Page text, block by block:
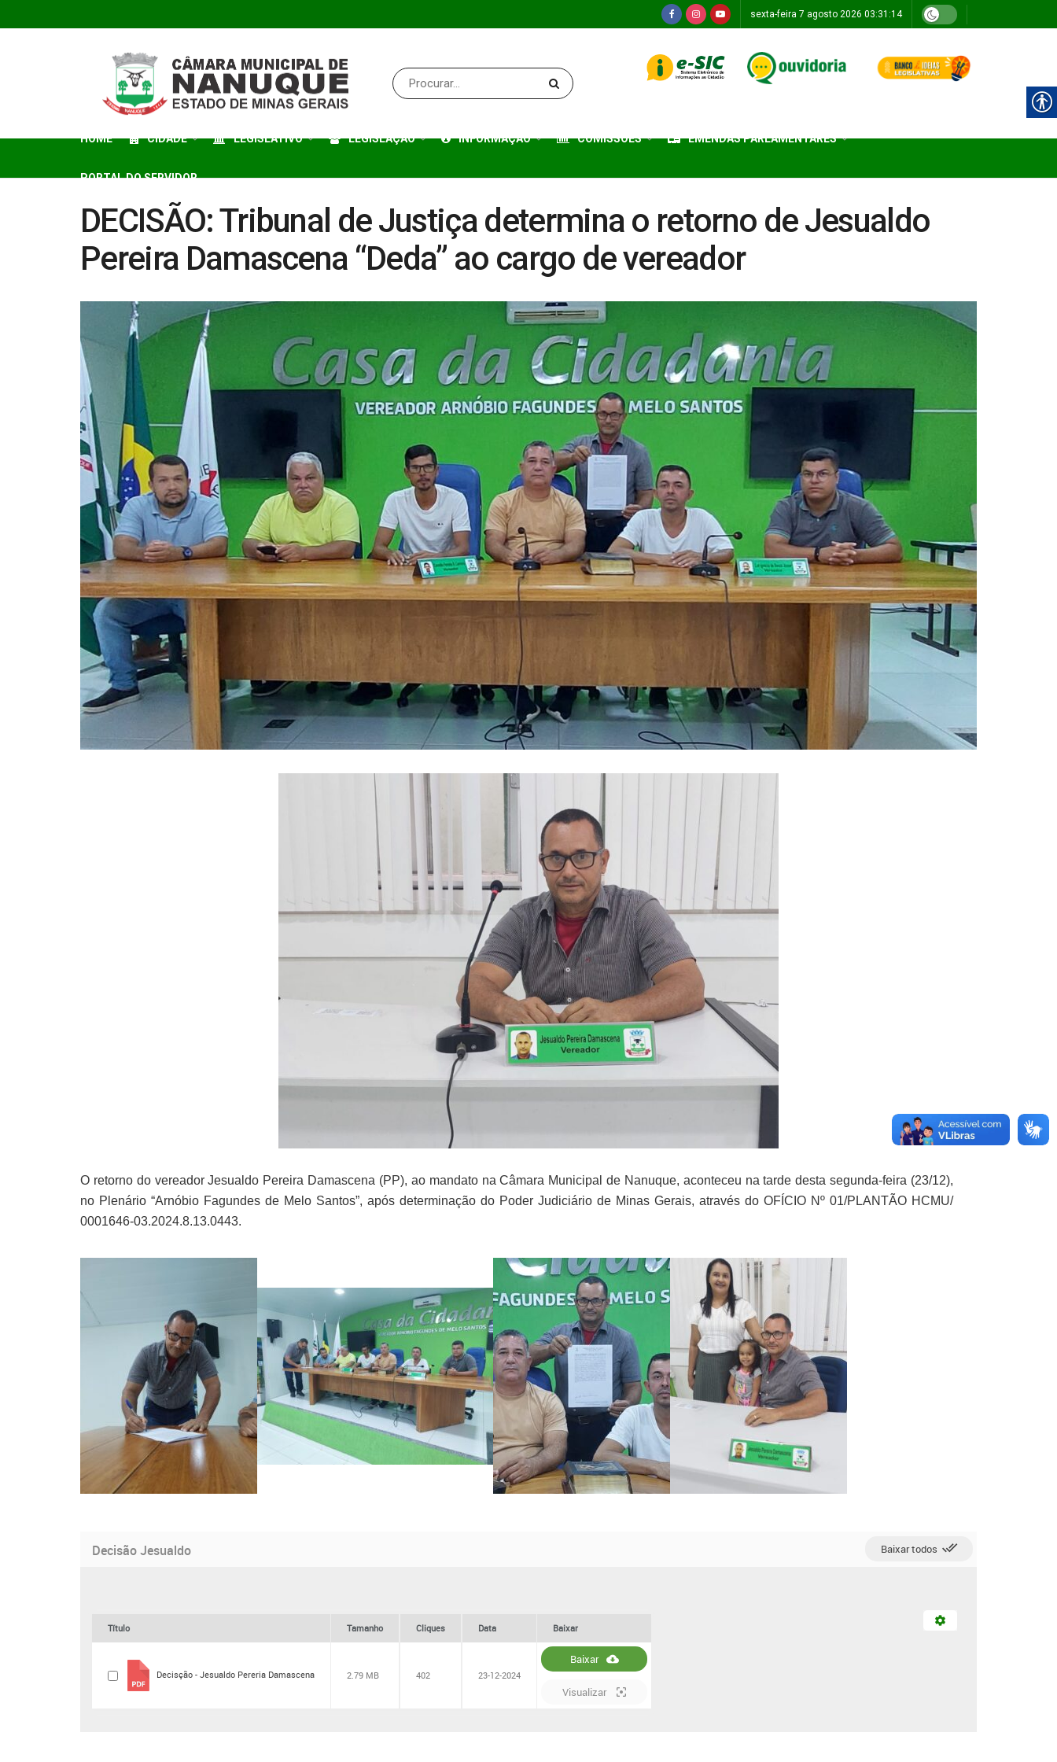
sexta-feira 7 agosto 2026 03:31:14
HOME CIDADE LEGISLATIVO LEGISLAÇÃO INFORMAÇÃO COMISSÕES EMENDAS PARLAMENTARES
PORTAL DO SERVIDOR
DECISÃO: Tribunal de Justiça determina o retorno de Jesualdo
Pereira Damascena “Deda” ao cargo de vereador
O retorno do vereador Jesualdo Pereira Damascena (PP), ao mandato na Câmara Municipal de Nanuque, aconteceu na tarde desta segunda-feira (23/12),
no Plenário “Arnóbio Fagundes de Melo Santos”, após determinação do Poder Judiciário de Minas Gerais, através do OFÍCIO Nº 01/PLANTÃO HCMU/
0001646-03.2024.8.13.0443.
Baixar todos
Decisão Jesualdo
Título Tamanho Cliques Data Baixar
Decisção - Jesualdo Pereria Damascena 2.79 MB 402 23-12-2024
Baixar
Visualizar